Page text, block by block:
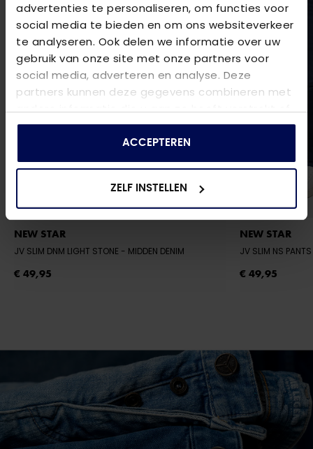
advertenties te personaliseren, om functies voor
social media te bieden en om ons websiteverkeer
te analyseren. Ook delen we informatie over uw
gebruik van onze site met onze partners voor
social media, adverteren en analyse. Deze
partners kunnen deze gegevens combineren met
andere informatie die u aan ze heeft verstrekt of
die ze hebben verzameld op basis van uw gebruik
ACCEPTEREN
ZELF INSTELLEN
NEW STAR
JV SLIM DNM LIGHT STONE - MIDDEN DENIM
€ 49,95
NEW STAR
€ 49,95